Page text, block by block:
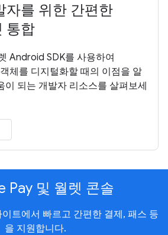
를 위한 간편한
통합
Android SDK를 사용하여
체를 디지털화할 때의 이점을 알
이 되는 개발자 리소스를 살펴보세
Pay 및 월렛 콘솔
트에서 빠르고 간편한 결제, 패스 등
을 지원합니다.